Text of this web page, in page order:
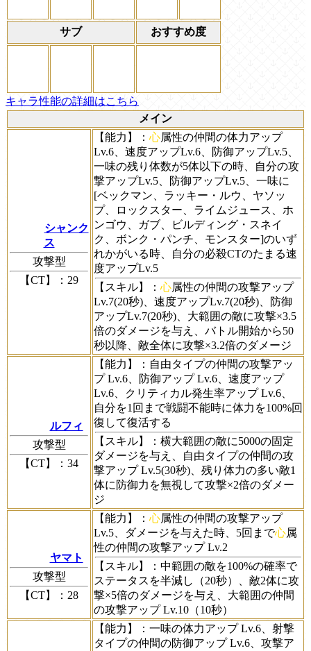
サブ おすすめ度
キャラ性能の詳細はこちら
メイン
シャンク
ス
攻撃型
【CT】
：29
【能力】 ： 心属性の仲間の体力アップ
Lv.6、速度アップLv.6、防御アップLv.5、
一味の残り体数が5体以下の時、自分の攻
撃アップLv.5、防御アップLv.5、一味に
[ベックマン、ラッキー・ルウ、ヤソッ
プ、ロックスター、ライムジュース、ホ
ンゴウ、ガブ、ビルディング・スネイ
ク、ボンク・パンチ、モンスター]のいず
れかがいる時、自分の必殺CTのたまる速
度アップLv.5
【スキル】
： 心属性の仲間の攻撃アップ
Lv.7(20秒)、速度アップLv.7(20秒)、防御
アップLv.7(20秒)、大範囲の敵に攻撃×3.5
倍のダメージを与え、バトル開始から50
秒以降、敵全体に攻撃×3.2倍のダメージ
ルフィ
攻撃型
【CT】
：34
【能力】
：自由タイプの仲間の攻撃アッ
プ Lv.6、防御アップ Lv.6、速度アップ
Lv.6、クリティカル発生率アップ Lv.6、
自分を1回まで戦闘不能時に体力を100%回
復して復活する
【スキル】
：横大範囲の敵に5000の固定
ダメージを与え、自由タイプの仲間の攻
撃アップ Lv.5(30秒)、残り体力の多い敵1
体に防御力を無視して攻撃×2倍のダメー
ジ
ヤマト
攻撃型
【CT】
：28
【能力】 ： 心属性の仲間の攻撃アップ
Lv.5、ダメージを与えた時、5回まで心属
性の仲間の攻撃アップ Lv.2
【スキル】
：中範囲の敵を100%の確率で
ステータスを半減し（20秒）、敵2体に攻
撃×5倍のダメージを与え、大範囲の仲間
の攻撃アップ Lv.10（10秒）
【能力】
：一味の体力アップ Lv.6、射撃
タイプの仲間の防御アップ Lv.6、攻撃ア